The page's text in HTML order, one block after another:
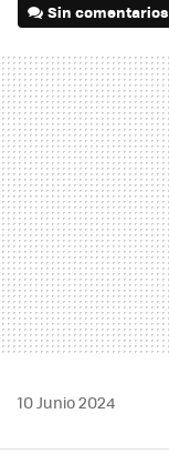
Sin comentarios
10 Junio 2024